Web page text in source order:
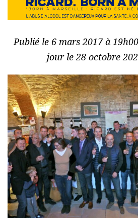
Publié le 6 mars 2017 à
jour le 28 octobre